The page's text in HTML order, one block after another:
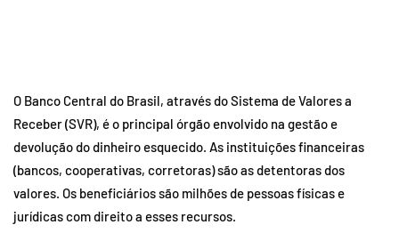
O Banco Central do Brasil, através do Sistema de Valores a
Receber (SVR), é o principal órgão envolvido na gestão e
devolução do dinheiro esquecido. As instituições financeiras
(bancos, cooperativas, corretoras) são as detentoras dos
valores. Os beneficiários são milhões de pessoas físicas e
jurídicas com direito a esses recursos.